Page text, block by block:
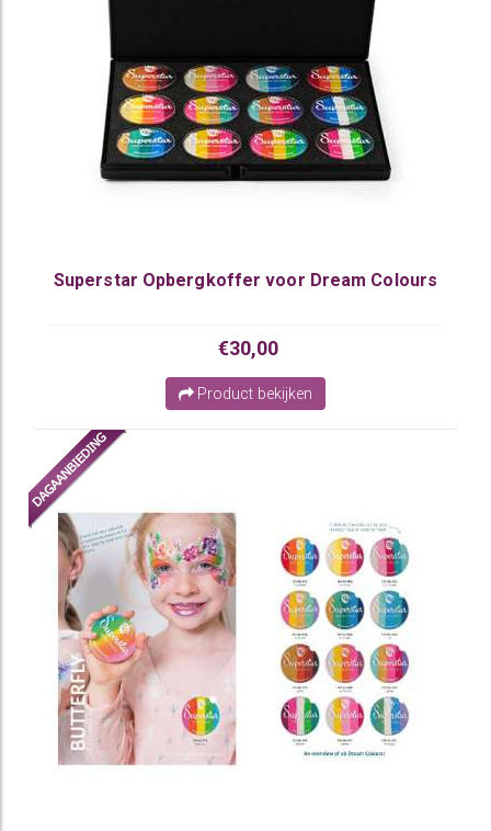
Superstar Opbergkoffer voor Dream Colours
€30,00
Product bekijken